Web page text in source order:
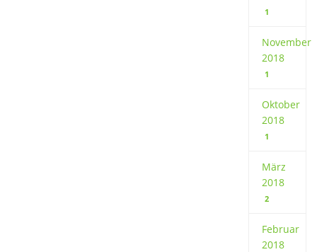
1
November
2018
1
Oktober
2018
1
März
2018
2
Februar
2018